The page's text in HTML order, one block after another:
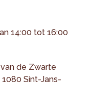
14:00 tot 16:00
de Zwarte
Sint-Jans-